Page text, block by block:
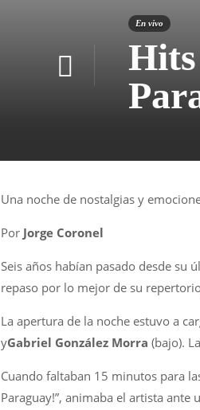
En vivo
Hits
Una noche de nostalgias y
Por Jorge Coronel
Seis años habían pasado desde su
repaso por lo mejor de su
La apertura de la noche estuvo a
yGabriel González Morra (bajo).
Cuando faltaban 15 minutos para
Paraguay!”, animaba el artista